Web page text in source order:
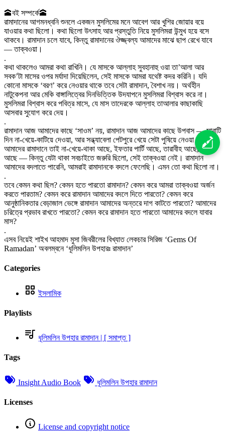
🕋বই সম্পর্কে🕋
রামাদানের আগমনধ্বনি শুনলে একজন মুসলিমের মনে আবেগ আর খুশির জোয়ার বয়ে
যাওয়ার কথা ছিলো। কথা ছিলো উৎসাহ আর প্রস্তুতি নিয়ে মুসলিমরা উন্মুখ হয়ে বসে
থাকবে। রামাদান চলে যাবে, কিন্তু রামাদানের ঔজ্জ্বল্য আমাদের মাঝে ছাপ রেখে যাবে
— তাক্বওয়া।
.
কথা থাকলেও আমরা কথা রাখিনি। যে মাসকে আল্লাহ সুবহানাহু ওয়া তা’আলা আর
সবক’টা মাসের ওপর মর্যাদা দিয়েছিলেন, সেই মাসকে আমরা যথেষ্ট কদর করিনি। যদি
কোনো মাসকে ‘বরণ’ করে নেওয়ার থাকে তবে সেটা রামাদান, বৈশাখ নয়। অর্থহীন
নাটুকেপনা আর মেকি বাঙ্গালিত্বের দিনভিত্তিক উদযাপনে মুসলিমরা বিশ্বাস করে না।
মুসলিমরা বিশ্বাস করে পবিত্র মাসে, যে মাস তাদেরকে আল্লাহ তাআলার কাছাকাছি
আসবার সুযোগ করে দেয়।
.
রামাদান আজ আমাদের কাছে ‘সাওম’ নয়, রামাদান আজ আমাদের কাছে উপবাস — সারাটি
দিন না-খেয়ে-কাটিয়ে দেওয়া, আর সন্ধ্যাবেলা পেটপুরে খেয়ে সেটা পুষিয়ে নেওয়া।
আমাদের রামাদানে তাই না-খেয়ে-থাকা আছে, ইফতার পার্টি আছে, তারাবীহ আছে, শপিং
আছে — কিন্তু যেটা থাকা সবচাইতে জরুরি ছিলো, সেই তাক্বওয়া নেই। রামাদান
আমাদের বদলাতে পারেনি, আমরাই রামাদানকে বদলে ফেলেছি। এমন তো কথা ছিলো না।
.
তবে কেমন কথা ছিল? কেমন হতে পারতো রামাদান? কেমন করে আমরা তাক্বওয়া অর্জন
করতে পারতাম? কেমন করে রামাদান আমাদের বদলে দিতে পারতো? কেমন করে
আনুষ্ঠানিকতার বেড়াজাল ভেঙ্গে রামাদান আমাদের অন্তরে দাগ কাটতে পারতো? আমাদের
চরিত্রে প্রভাব রাখতে পারতো? কেমন করে রামাদান হতে পারতো আমাদের বদলে যাবার
মাস?
.
এসব নিয়েই শাইখ আহমাদ মুসা জিবরীলের বিখ্যাত লেকচার সিরিজ ‘Gems Of
Ramadan’ অবলম্বনে ‘ধূলিমলিন উপহারঃ রামাদান’
Categories
ইসলামিক
Playlists
ধূলিমলিন উপহার রামাদান | [ সমাপ্ত ]
Tags
Insight Audio Book ধূলিমলিন উপহার রামাদান
Licenses
License and copyright notice